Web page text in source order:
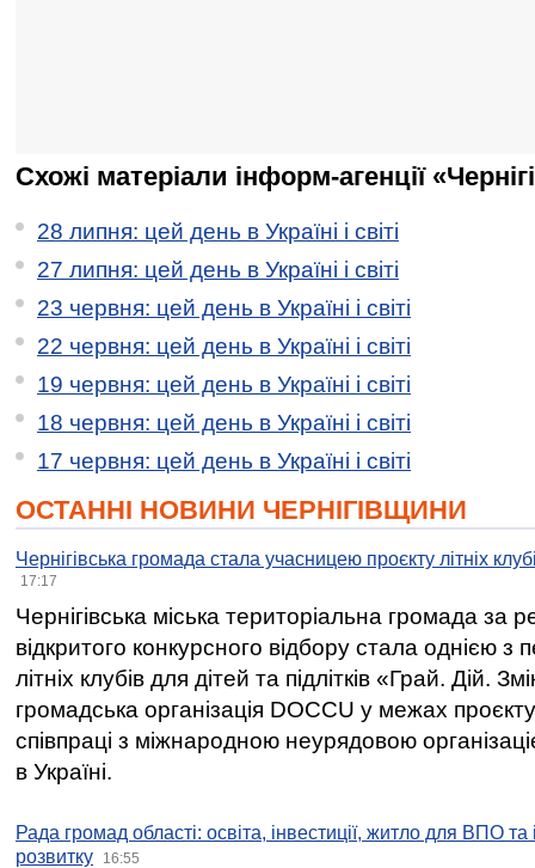
Схожі матеріали інформ-агенції
28 липня: цей день в Україні і світі
27 липня: цей день в Україні і світі
23 червня: цей день в Україні і світі
22 червня: цей день в Україні і світі
19 червня: цей день в Україні і світі
18 червня: цей день в Україні і світі
17 червня: цей день в Україні і світі
ОСТАННІ НОВИНИ ЧЕРНІГІВЩИНИ
Чернігівська громада стала учасницею проєкту літніх
17:17
Чернігівська міська територіальна громада за
відкритого конкурсного відбору стала однією
літніх клубів для дітей та підлітків «Грай. Дій.
громадська організація DOCCU у межах
співпраці з міжнародною неурядовою
в Україні.
Рада громад області: освіта, інвестиції, житло для ВПО
розвитку
16:55